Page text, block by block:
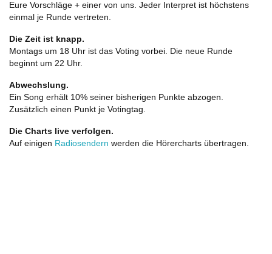
Eure Vorschläge + einer von uns. Jeder Interpret ist höchstens
einmal je Runde vertreten.
Die Zeit ist knapp.
Montags um 18 Uhr ist das Voting vorbei. Die neue Runde
beginnt um 22 Uhr.
Abwechslung.
Ein Song erhält 10% seiner bisherigen Punkte abzogen.
Zusätzlich einen Punkt je Votingtag.
Die Charts live verfolgen.
Auf einigen Radiosendern werden die Hörercharts übertragen.